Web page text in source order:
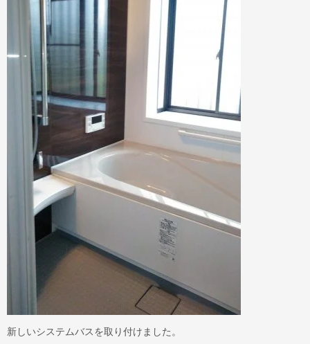
新しいシステムバスを取り付けました。